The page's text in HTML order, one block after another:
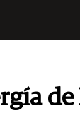
de